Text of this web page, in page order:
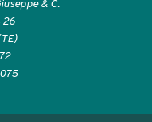
& C.
26